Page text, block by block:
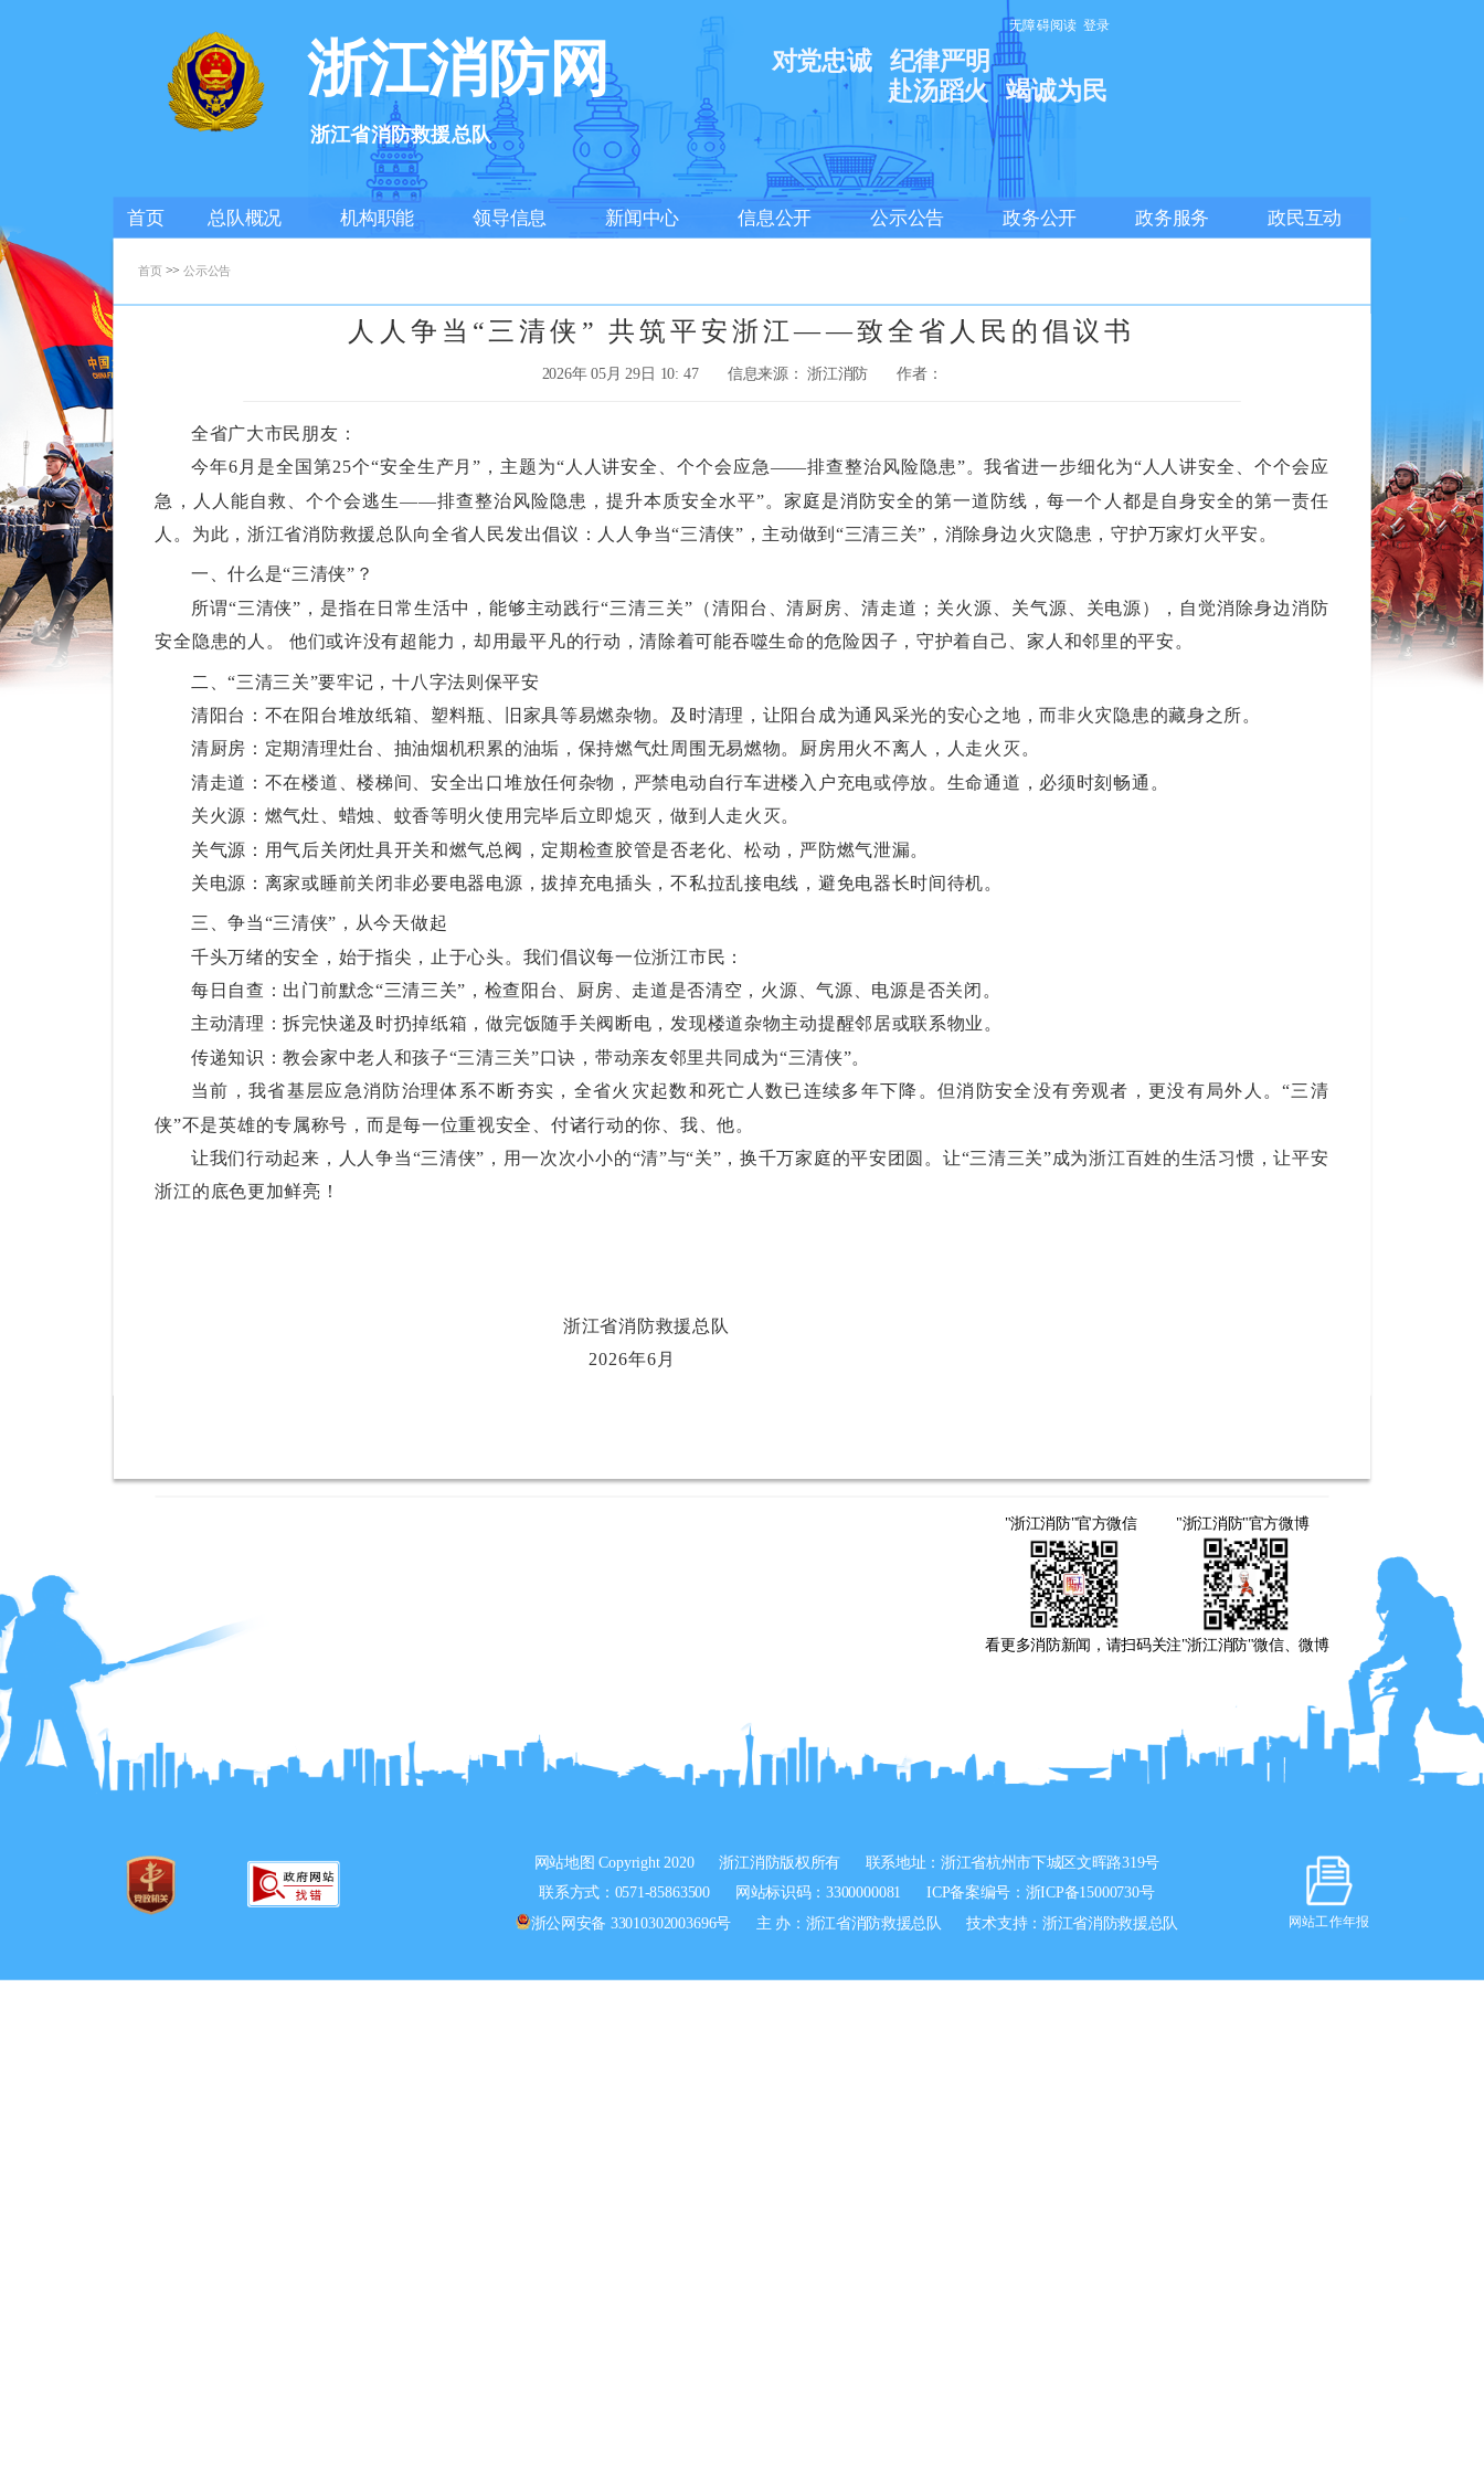
登录
无障碍阅读
浙江消防网
浙江省消防救援总队
对党忠诚
纪律严明
赴汤蹈火
竭诚为民
首页 总队概况 机构职能 领导信息 新闻中心 信息公开 公示公告 政务公开 政务服务 政民互动
首页 >>公示公告
人人争当“三清侠” 共筑平安浙江——致全省人民的倡议书
2026年 05月 29日 10: 47 信息来源： 浙江消防 作者：
全省广大市民朋友：
今年6月是全国第25个“安全生产月”，主题为“人人讲安全、个个会应急——排查整治风险隐患”。我省进一步细化为“人人讲安全、个个会应
急，人人能自救、个个会逃生——排查整治风险隐患，提升本质安全水平”。家庭是消防安全的第一道防线，每一个人都是自身安全的第一责任
人。为此，浙江省消防救援总队向全省人民发出倡议：人人争当“三清侠”，主动做到“三清三关”，消除身边火灾隐患，守护万家灯火平安。
一、什么是“三清侠”？
所谓“三清侠”，是指在日常生活中，能够主动践行“三清三关”（清阳台、清厨房、清走道；关火源、关气源、关电源），自觉消除身边消防
安全隐患的人。 他们或许没有超能力，却用最平凡的行动，清除着可能吞噬生命的危险因子，守护着自己、家人和邻里的平安。
二、“三清三关”要牢记，十八字法则保平安
清阳台：不在阳台堆放纸箱、塑料瓶、旧家具等易燃杂物。及时清理，让阳台成为通风采光的安心之地，而非火灾隐患的藏身之所。
清厨房：定期清理灶台、抽油烟机积累的油垢，保持燃气灶周围无易燃物。厨房用火不离人，人走火灭。
清走道：不在楼道、楼梯间、安全出口堆放任何杂物，严禁电动自行车进楼入户充电或停放。生命通道，必须时刻畅通。
关火源：燃气灶、蜡烛、蚊香等明火使用完毕后立即熄灭，做到人走火灭。
关气源：用气后关闭灶具开关和燃气总阀，定期检查胶管是否老化、松动，严防燃气泄漏。
关电源：离家或睡前关闭非必要电器电源，拔掉充电插头，不私拉乱接电线，避免电器长时间待机。
三、争当“三清侠”，从今天做起
千头万绪的安全，始于指尖，止于心头。我们倡议每一位浙江市民：
每日自查：出门前默念“三清三关”，检查阳台、厨房、走道是否清空，火源、气源、电源是否关闭。
主动清理：拆完快递及时扔掉纸箱，做完饭随手关阀断电，发现楼道杂物主动提醒邻居或联系物业。
传递知识：教会家中老人和孩子“三清三关”口诀，带动亲友邻里共同成为“三清侠”。
当前，我省基层应急消防治理体系不断夯实，全省火灾起数和死亡人数已连续多年下降。但消防安全没有旁观者，更没有局外人。“三清
侠”不是英雄的专属称号，而是每一位重视安全、付诸行动的你、我、他。
让我们行动起来，人人争当“三清侠”，用一次次小小的“清”与“关”，换千万家庭的平安团圆。让“三清三关”成为浙江百姓的生活习惯，让平安
浙江的底色更加鲜亮！
浙江省消防救援总队
2026年6月
"浙江消防"官方微信 "浙江消防"官方微博
看更多消防新闻，请扫码关注"浙江消防"微信、微博
网站地图 Copyright 2020 浙江消防版权所有 联系地址：浙江省杭州市下城区文晖路319号
联系方式：0571-85863500 网站标识码：3300000081 ICP备案编号： 浙ICP备15000730号
浙公网安备 33010302003696号
主 办：浙江省消防救援总队 技术支持：浙江省消防救援总队 网站工作年报